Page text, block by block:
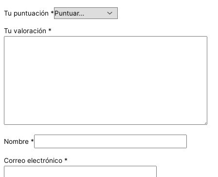
Tu puntuación *
Tu valoración *
Nombre *
Correo electrónico *